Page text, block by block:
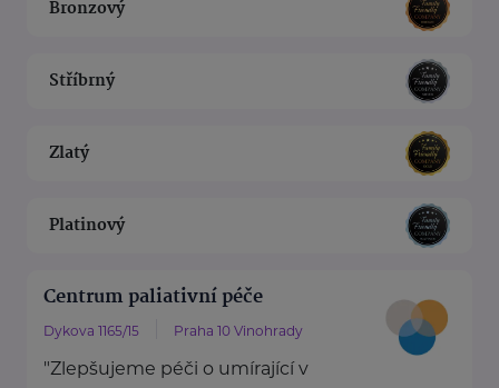
Bronzový
Stříbrný
Zlatý
Platinový
Centrum paliativní péče
Dykova 1165/15 Praha 10 Vinohrady
"Zlepšujeme péči o umírající v